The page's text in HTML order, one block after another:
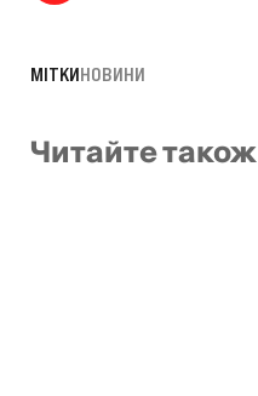
МІТКИНОВИНИ
Читайте також